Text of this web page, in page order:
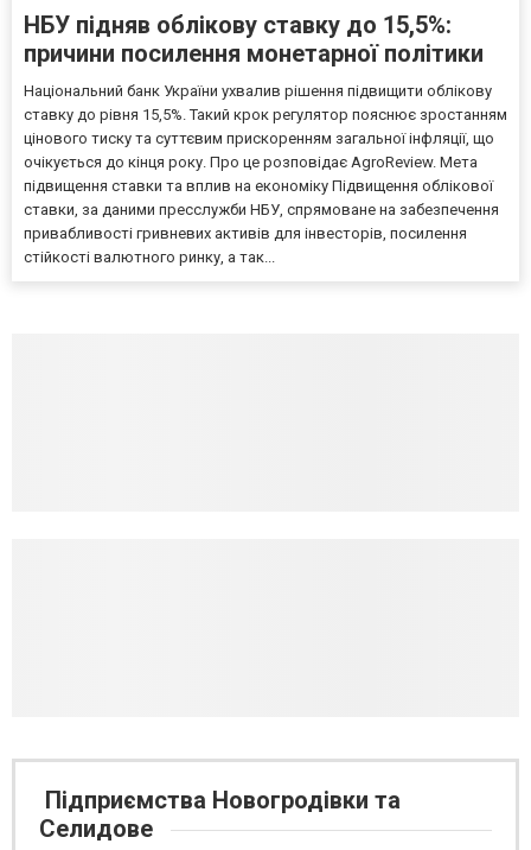
НБУ підняв облікову ставку до 15,5%:
причини посилення монетарної політики
Національний банк України ухвалив рішення підвищити облікову
ставку до рівня 15,5%. Такий крок регулятор пояснює зростанням
цінового тиску та суттєвим прискоренням загальної інфляції, що
очікується до кінця року. Про це розповідає AgroReview. Мета
підвищення ставки та вплив на економіку Підвищення облікової
ставки, за даними пресслужби НБУ, спрямоване на забезпечення
привабливості гривневих активів для інвесторів, посилення
стійкості валютного ринку, а так...
Підприємства Новогродівки та
Селидове